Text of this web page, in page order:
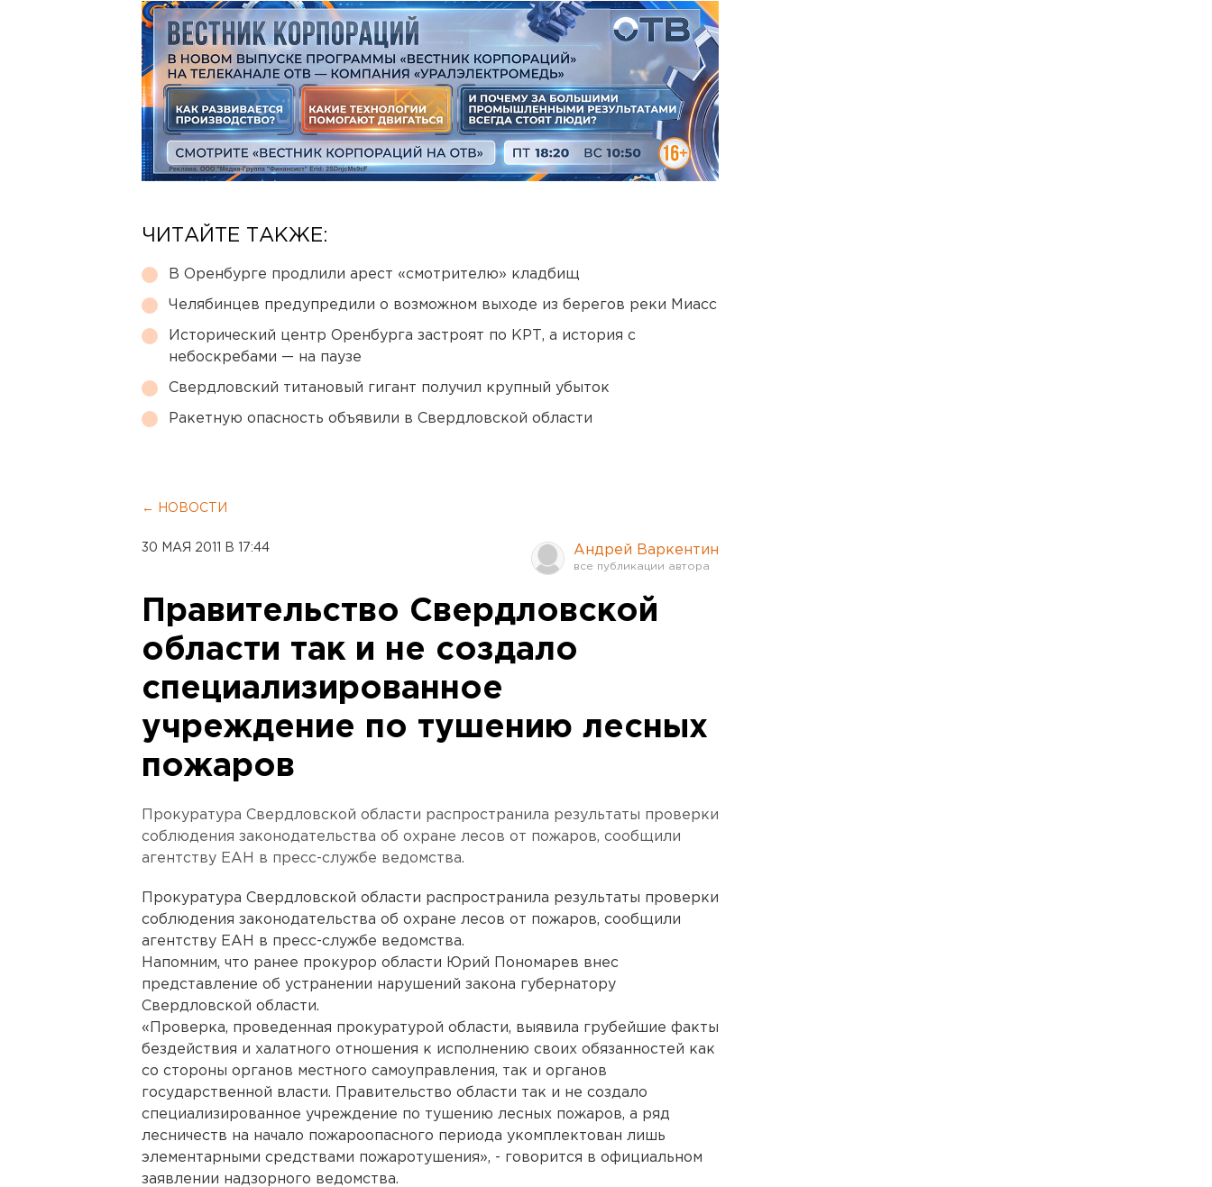
ЧИТАЙТЕ ТАКЖЕ:
В Оренбурге продлили арест «смотрителю» кладбищ
Челябинцев предупредили о возможном выходе из берегов реки Миасс
Исторический центр Оренбурга застроят по КРТ, а история с
небоскребами — на паузе
Свердловский титановый гигант получил крупный убыток
Ракетную опасность объявили в Свердловской области
← НОВОСТИ
30 МАЯ 2011 В 17:44 Андрей Варкентин
Правительство Свердловской
области так и не создало
специализированное
учреждение по тушению лесных
пожаров
Прокуратура Свердловской области распространила результаты проверки
соблюдения законодательства об охране лесов от пожаров, сообщили
агентству ЕАН в пресс-службе ведомства.
Прокуратура Свердловской области распространила результаты проверки
соблюдения законодательства об охране лесов от пожаров, сообщили
агентству ЕАН в пресс-службе ведомства.
Напомним, что ранее прокурор области Юрий Пономарев внес
представление об устранении нарушений закона губернатору
Свердловской области.
«Проверка, проведенная прокуратурой области, выявила грубейшие факты
бездействия и халатного отношения к исполнению своих обязанностей как
со стороны органов местного самоуправления, так и органов
государственной власти. Правительство области так и не создало
специализированное учреждение по тушению лесных пожаров, а ряд
лесничеств на начало пожароопасного периода укомплектован лишь
элементарными средствами пожаротушения», - говорится в официальном
заявлении надзорного ведомства.